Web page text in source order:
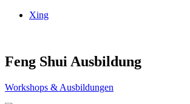
Xing
Feng Shui Ausbildung
Workshops & Ausbildungen